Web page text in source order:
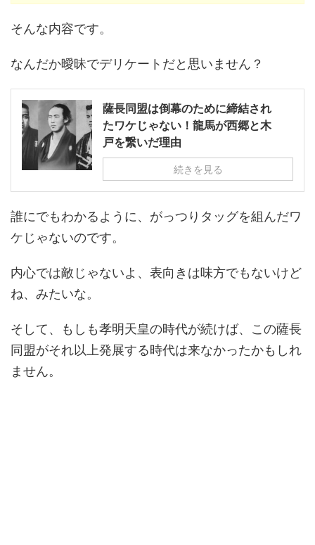
そんな内容です。
なんだか曖昧でデリケートだと思いません？
薩長同盟は倒幕のために締結され
たワケじゃない！龍馬が西郷と木
戸を繋いだ理由
続きを見る
誰にでもわかるように、がっつりタッグを組んだワ
ケじゃないのです。
内心では敵じゃないよ、表向きは味方でもないけど
ね、みたいな。
そして、もしも孝明天皇の時代が続けば、この薩長
同盟がそれ以上発展する時代は来なかったかもしれ
ません。